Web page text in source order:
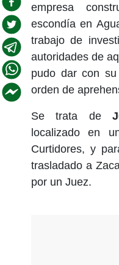
empresa
escondía en
trabajo de
autoridades de
pudo dar con
orden de
Se trata de
localizado en
Curtidores, y
trasladado a
por un Juez.